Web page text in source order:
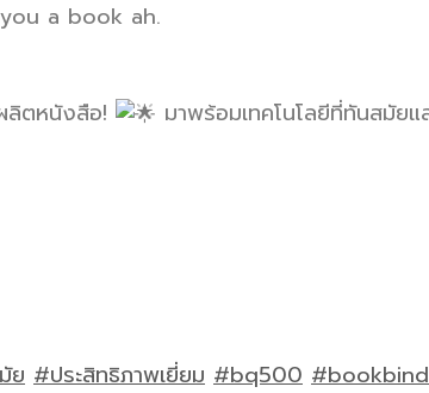
a book ah.
ลิตหนังสือ!
มาพร้อมเทคโนโลยีที่ทันสมัยแ
ย #ประสิทธิภาพเยี่ยม #bq500